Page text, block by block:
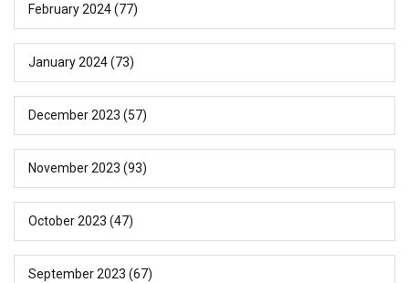
February 2024(77)
January 2024(73)
December 2023 (57)
November 2023 (93)
October 2023 (47)
September 2023 (67)